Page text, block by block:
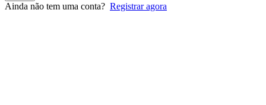
Ainda não tem uma conta? Registrar agora